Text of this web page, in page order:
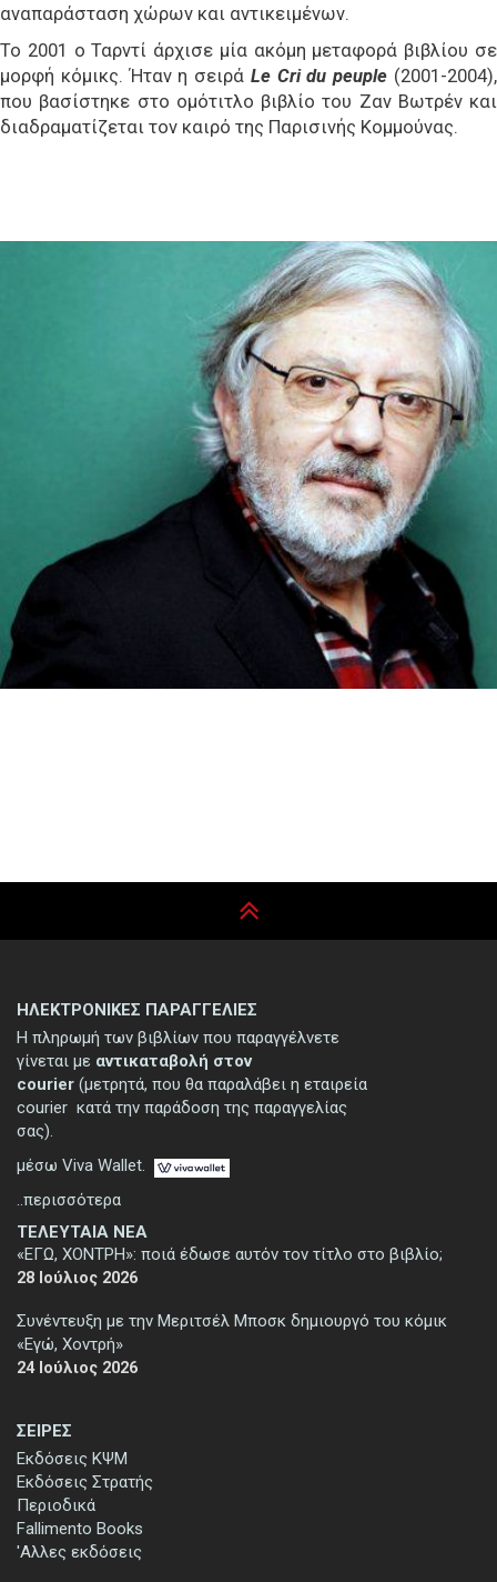
αναπαράσταση χώρων και αντικειμένων.
Το 2001 ο Ταρντί άρχισε μία ακόμη μεταφορά βιβλίου σε
μορφή κόμικς. Ήταν η σειρά Le Cri du peuple (2001-2004),
που βασίστηκε στο ομότιτλο βιβλίο του Ζαν Βωτρέν και
διαδραματίζεται τον καιρό της Παρισινής Κομμούνας.
ΣΕΙΡΕΣ
Εκδόσεις ΚΨΜ
Εκδόσεις Στρατής
Περιοδικά
Fallimento Books
'Αλλες εκδόσεις
ΤΕΛΕΥΤΑΙΑ ΝΕΑ
«ΕΓΩ, ΧΟΝΤΡΗ»: ποιά έδωσε αυτόν τον τίτλο στο βιβλίο;
28 Ιούλιος 2026
Συνέντευξη με την Μεριτσέλ Μποσκ δημιουργό του κόμικ
«Εγώ, Χοντρή»
24 Ιούλιος 2026
ΗΛΕΚΤΡΟΝΙΚΕΣ ΠΑΡΑΓΓΕΛΙΕΣ
Η πληρωμή των βιβλίων που παραγγέλνετε
γίνεται με αντικαταβολή στον
courier (μετρητά, που θα παραλάβει η εταιρεία
courier κατά την παράδοση της παραγγελίας
σας).
μέσω Viva Wallet.
..περισσότερα